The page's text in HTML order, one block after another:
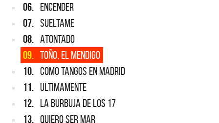
06. ENCENDER
07. SUELTAME
08. ATONTADO
09. TOÑO, EL MENDIGO
10. COMO TANGOS EN MADRID
11. ULTIMAMENTE
12. LA BURBUJA DE LOS 17
13. QUIERO SER MAR